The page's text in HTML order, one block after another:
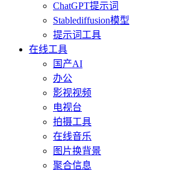
ChatGPT提示词
Stablediffusion模型
提示词工具
在线工具
国产AI
办公
影视视频
电视台
拍摄工具
在线音乐
图片换背景
聚合信息